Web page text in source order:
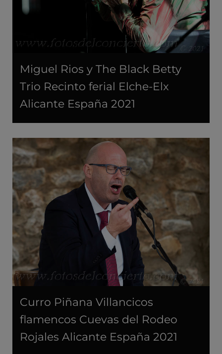
Miguel Rios y The Black Betty
Trio Recinto ferial Elche-Elx
Alicante España 2021
Curro Piñana Villancicos
flamencos Cuevas del Rodeo
Rojales Alicante España 2021